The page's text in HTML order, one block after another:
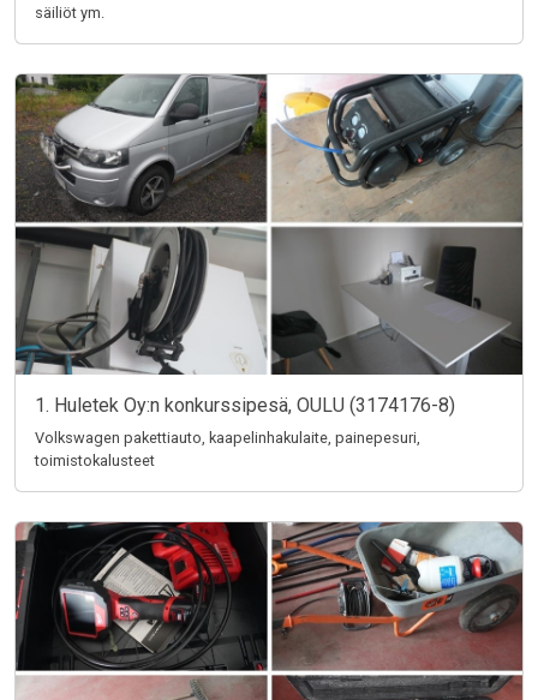
säiliöt ym.
1. Huletek Oy:n konkurssipesä, OULU (3174176-8)
Volkswagen pakettiauto, kaapelinhakulaite, painepesuri,
toimistokalusteet